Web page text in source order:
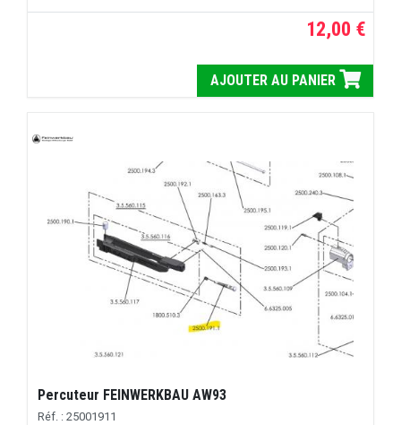
12,00 €
AJOUTER AU PANIER
Percuteur FEINWERKBAU AW93
Réf. : 25001911